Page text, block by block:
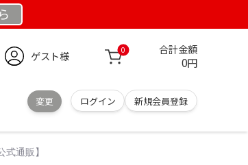
ゲスト様 0 合計金額
0円
変更 ログイン 新規会員登録
通販】